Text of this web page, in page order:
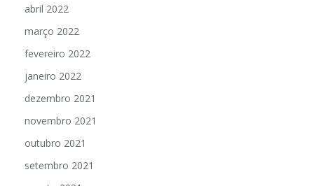
abril 2022
março 2022
fevereiro 2022
janeiro 2022
dezembro 2021
novembro 2021
outubro 2021
setembro 2021